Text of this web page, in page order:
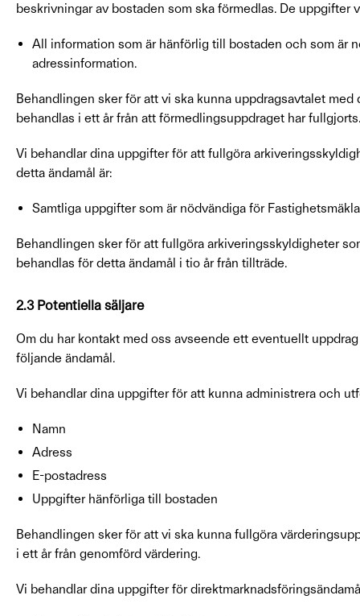
beskrivningar av bostaden som ska förmedlas. De uppgifter
All information som är hänförlig till bostaden och som är
adressinformation.
Behandlingen sker för att vi ska kunna uppdragsavtalet
behandlas i ett år från att förmedlingsuppdraget har fullgjorts.
Vi behandlar dina uppgifter för att fullgöra
detta ändamål är:
Samtliga uppgifter som är nödvändiga för
Behandlingen sker för att fullgöra arkiveringsskyldigheter
behandlas för detta ändamål i tio år från tillträde.
2.3 Potentiella säljare
Om du har kontakt med oss avseende ett eventuellt
följande ändamål.
Vi behandlar dina uppgifter för att kunna administrera och
Namn
Adress
E-postadress
Uppgifter hänförliga till bostaden
Behandlingen sker för att vi ska kunna fullgöra
i ett år från genomförd värdering.
Vi behandlar dina uppgifter för